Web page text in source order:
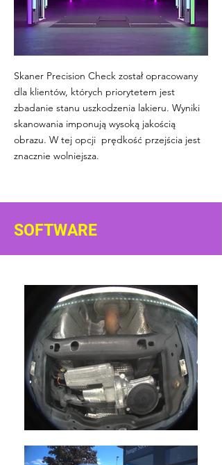
Skaner Precision Check został opracowany
dla klientów, których priorytetem jest
zbadanie stanu uszkodzenia lakieru. Wyniki
skanowania imponują wysoką jakością
obrazu. W tej opcji prędkość przejścia jest
znacznie wolniejsza.
SOFTWARE